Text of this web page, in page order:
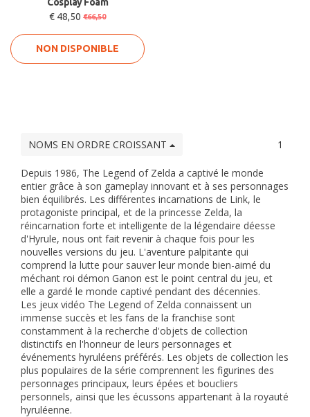
€ 48,50 €66,50
NON DISPONIBLE
NOMS EN ORDRE CROISSANT 1
Depuis 1986, The Legend of Zelda a captivé le monde
entier grâce à son gameplay innovant et à ses personnages
bien équilibrés. Les différentes incarnations de Link, le
protagoniste principal, et de la princesse Zelda, la
réincarnation forte et intelligente de la légendaire déesse
d'Hyrule, nous ont fait revenir à chaque fois pour les
nouvelles versions du jeu. L'aventure palpitante qui
comprend la lutte pour sauver leur monde bien-aimé du
méchant roi démon Ganon est le point central du jeu, et
elle a gardé le monde captivé pendant des décennies.
Les jeux vidéo The Legend of Zelda connaissent un
immense succès et les fans de la franchise sont
constamment à la recherche d'objets de collection
distinctifs en l'honneur de leurs personnages et
événements hyruléens préférés. Les objets de collection les
plus populaires de la série comprennent les figurines des
personnages principaux, leurs épées et boucliers
personnels, ainsi que les écussons appartenant à la royauté
hyruléenne.